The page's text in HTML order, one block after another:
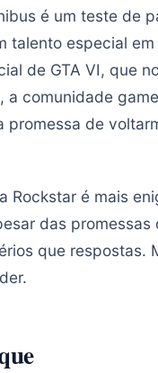
é um teste de
talento especial
de GTA VI, que
a comunidade
promessa de
Rockstar é mais
das
que respostas.